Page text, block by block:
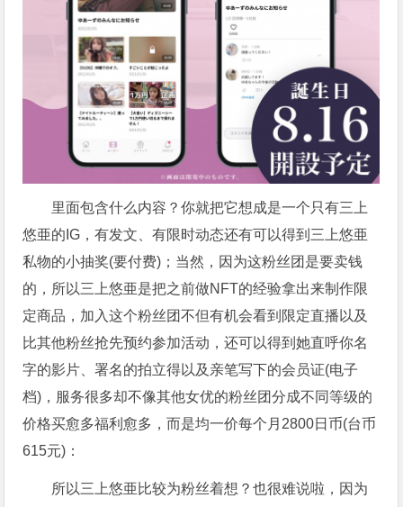
里面包含什么内容？你就把它想成是一个只有三上
悠亜的IG，有发文、有限时动态还有可以得到三上悠亜
私物的小抽奖(要付费)；当然，因为这粉丝团是要卖钱
的，所以三上悠亜是把之前做NFT的经验拿出来制作限
定商品，加入这个粉丝团不但有机会看到限定直播以及
比其他粉丝抢先预约参加活动，还可以得到她直呼你名
字的影片、署名的拍立得以及亲笔写下的会员证(电子
档)，服务很多却不像其他女优的粉丝团分成不同等级的
价格买愈多福利愈多，而是均一价每个月2800日币(台币
615元)：
所以三上悠亜比较为粉丝着想？也很难说啦，因为